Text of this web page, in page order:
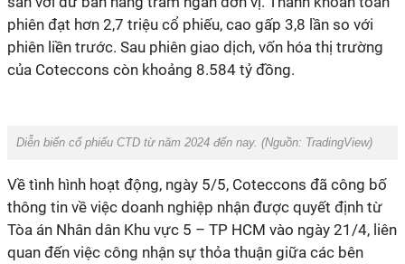
phiên đạt hơn 2,7 triệu cổ phiếu, cao gấp 3,8 lần so với
phiên liền trước. Sau phiên giao dịch, vốn hóa thị trường
của Coteccons còn khoảng 8.584 tỷ đồng.
Diễn biến cổ phiếu CTD từ năm 2024 đến nay. (Nguồn: TradingView)
Về tình hình hoạt động, ngày 5/5, Coteccons đã công bố
thông tin về việc doanh nghiệp nhận được quyết định từ
Tòa án Nhân dân Khu vực 5 – TP HCM vào ngày 21/4, liên
quan đến việc công nhận sự thỏa thuận giữa các bên